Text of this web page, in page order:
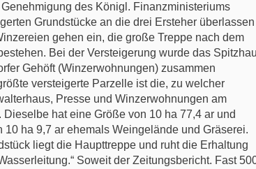
des Königl. Finanzministeriums
Grundstücke an die drei Ersteher überlassen
gehen ein, die große Treppe nach dem
Bei der Versteigerung wurde das
Gehöft (Winzerwohnungen) zusammen
versteigerte Parzelle ist die, zu welcher
Presse und Winzerwohnungen am
Dieselbe hat eine Größe von 10 ha 77,4 ar und
10 ha 9,7 ar ehemals Weingelände und Gräserei.
liegt die Haupttreppe und ruht die Erhaltung
Soweit der Zeitungsbericht. Fast